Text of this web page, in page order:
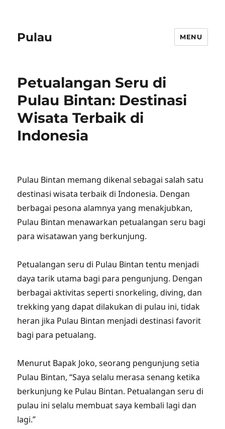
Pulau MENU
Petualangan Seru di
Pulau Bintan: Destinasi
Wisata Terbaik di
Indonesia
Pulau Bintan memang dikenal sebagai salah satu
destinasi wisata terbaik di Indonesia. Dengan
berbagai pesona alamnya yang menakjubkan,
Pulau Bintan menawarkan petualangan seru bagi
para wisatawan yang berkunjung.
Petualangan seru di Pulau Bintan tentu menjadi
daya tarik utama bagi para pengunjung. Dengan
berbagai aktivitas seperti snorkeling, diving, dan
trekking yang dapat dilakukan di pulau ini, tidak
heran jika Pulau Bintan menjadi destinasi favorit
bagi para petualang.
Menurut Bapak Joko, seorang pengunjung setia
Pulau Bintan, “Saya selalu merasa senang ketika
berkunjung ke Pulau Bintan. Petualangan seru di
pulau ini selalu membuat saya kembali lagi dan
lagi.”